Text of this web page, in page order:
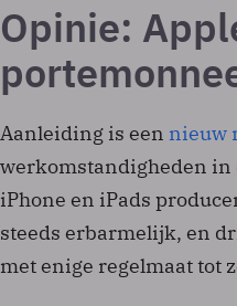
Opinie:
Aanleiding is een nieuw
werkomstandigheden in
iPhone en iPads
steeds erbarmelijk, en
met enige regelmaat tot